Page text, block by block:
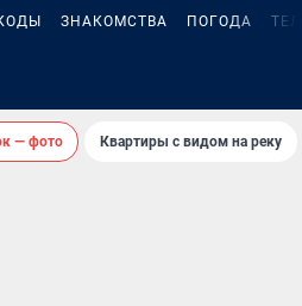
ЗНАКОМСТВА ПОГОДА
— фото Квартиры с видом на реку